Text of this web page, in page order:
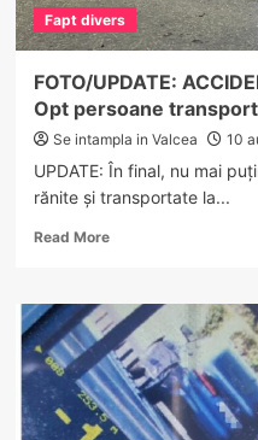
Fapt divers
FOTO/UPDATE:
Opt persoane
Se intampla in Valcea 10
UPDATE: În final, nu mai
rănite și transportate la...
Read MoreRead
FOTO/UPDATE:
ACCIDENT
pe
DN
64,
la